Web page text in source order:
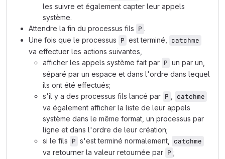
les suivre et également capter leur appels
système.
Attendre la fin du processus fils P .
Une fois que le processus P est terminé,
catchme
va effectuer les actions suivantes,
afficher les appels système fait par P un par un,
séparé par un espace et dans l'ordre dans lequel
ils ont été effectués;
s'il y a des processus fils lancé par P
catchme
va également afficher la liste de leur appels
système dans le même format, un processus par
ligne et dans l'ordre de leur création;
si le fils P s'est terminé normalement,
catchme
va retourner la valeur retournée par P ;